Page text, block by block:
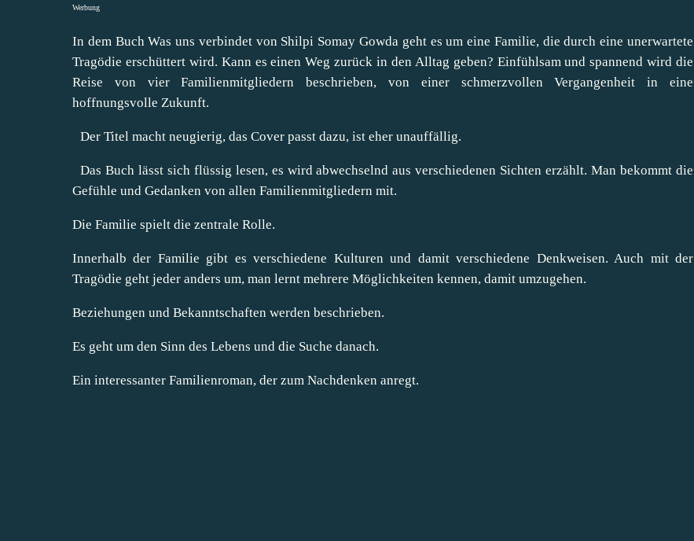
Werbung
In dem Buch Was uns verbindet von Shilpi Somay Gowda geht es um eine Familie, die durch eine unerwartete
Tragödie erschüttert wird. Kann es einen Weg zurück in den Alltag geben? Einfühlsam und spannend wird die
Reise von vier Familienmitgliedern beschrieben, von einer schmerzvollen Vergangenheit in eine
hoffnungsvolle Zukunft.
Der Titel macht neugierig, das Cover passt dazu, ist eher unauffällig.
Das Buch lässt sich flüssig lesen, es wird abwechselnd aus verschiedenen Sichten erzählt. Man bekommt die
Gefühle und Gedanken von allen Familienmitgliedern mit.
Die Familie spielt die zentrale Rolle.
Innerhalb der Familie gibt es verschiedene Kulturen und damit verschiedene Denkweisen. Auch mit der
Tragödie geht jeder anders um, man lernt mehrere Möglichkeiten kennen, damit umzugehen.
Beziehungen und Bekanntschaften werden beschrieben.
Es geht um den Sinn des Lebens und die Suche danach.
Ein interessanter Familienroman, der zum Nachdenken anregt.